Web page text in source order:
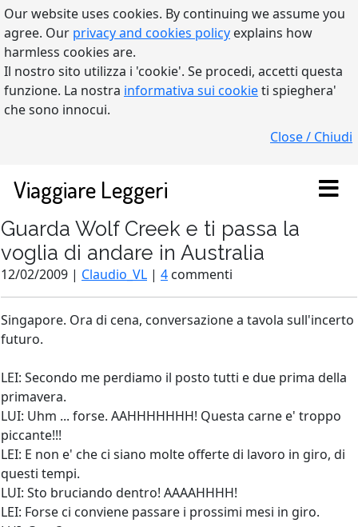
Our website uses cookies. By continuing we assume you
agree. Our privacy and cookies policy explains how
harmless cookies are.
Il nostro sito utilizza i 'cookie'. Se procedi, accetti questa
funzione. La nostra informativa sui cookieti spieghera'
che sono innocui.
Close / Chiudi
Viaggiare Leggeri
Guarda Wolf Creek e ti passa la
voglia di andare in Australia
12/02/2009 | Claudio_VL | 4 commenti
Singapore. Ora di cena, conversazione a tavola sull'incerto
futuro.
LEI: Secondo me perdiamo il posto tutti e due prima della
primavera.
LUI: Uhm ... forse. AAHHHHHHH! Questa carne e' troppo
piccante!!!
LEI: E non e' che ci siano molte offerte di lavoro in giro, di
questi tempi.
LUI: Sto bruciando dentro! AAAAHHHH!
LEI: Forse ci conviene passare i prossimi mesi in giro.